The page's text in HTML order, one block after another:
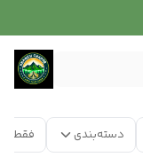
دسته‌بندی فقط